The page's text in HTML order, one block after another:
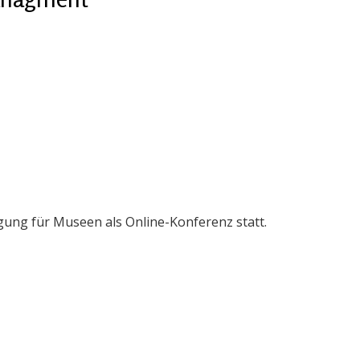
für Museen als Online-Konferenz statt.